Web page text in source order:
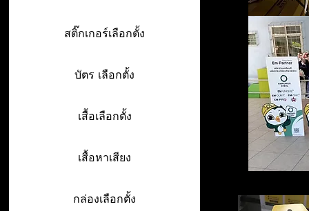
สติ๊กเกอร์เลือกตั้ง
บัตร เลือกตั้ง
เสื้อเลือกตั้ง
เสื้อหาเสียง
กล่องเลือกตั้ง